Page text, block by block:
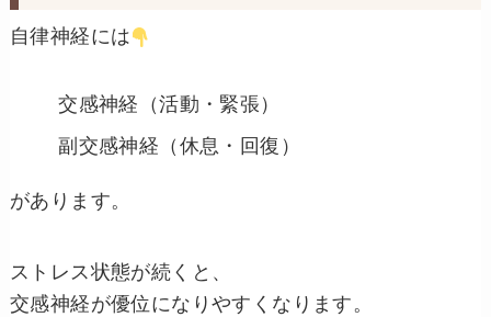
自律神経には
交感神経（活動・緊張）
副交感神経（休息・回復）
があります。
ストレス状態が続くと、
交感神経が優位になりやすくなります。